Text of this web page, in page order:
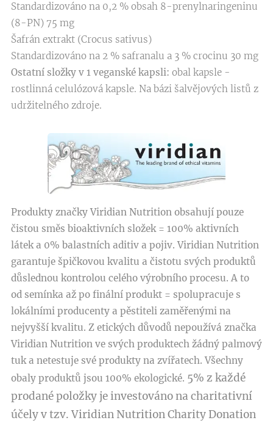
Standardizováno na 0,2 % obsah 8-prenylnaringeninu
(8-PN) 75 mg
Šafrán extrakt (Crocus sativus)
Standardizováno na 2 % safranalu a 3 % crocinu 30 mg
Ostatní složky v 1 veganské kapsli: obal kapsle -
rostlinná celulózová kapsle. Na bázi šalvějových listů z
udržitelného zdroje.
Produkty značky Viridian Nutrition obsahují pouze
čistou směs bioaktivních složek = 100% aktivních
látek a 0% balastních aditiv a pojiv. Viridian Nutrition
garantuje špičkovou kvalitu a čistotu svých produktů
důslednou kontrolou celého výrobního procesu. A to
od semínka až po finální produkt = spolupracuje s
lokálními producenty a pěstiteli zaměřenými na
nejvyšší kvalitu. Z etických důvodů nepoužívá značka
Viridian Nutrition ve svých produktech žádný palmový
tuk a netestuje své produkty na zvířatech. Všechny
obaly produktů jsou 100% ekologické. 5% z každé
prodané položky je investováno na charitativní
účely v tzv. Viridian Nutrition Charity Donation